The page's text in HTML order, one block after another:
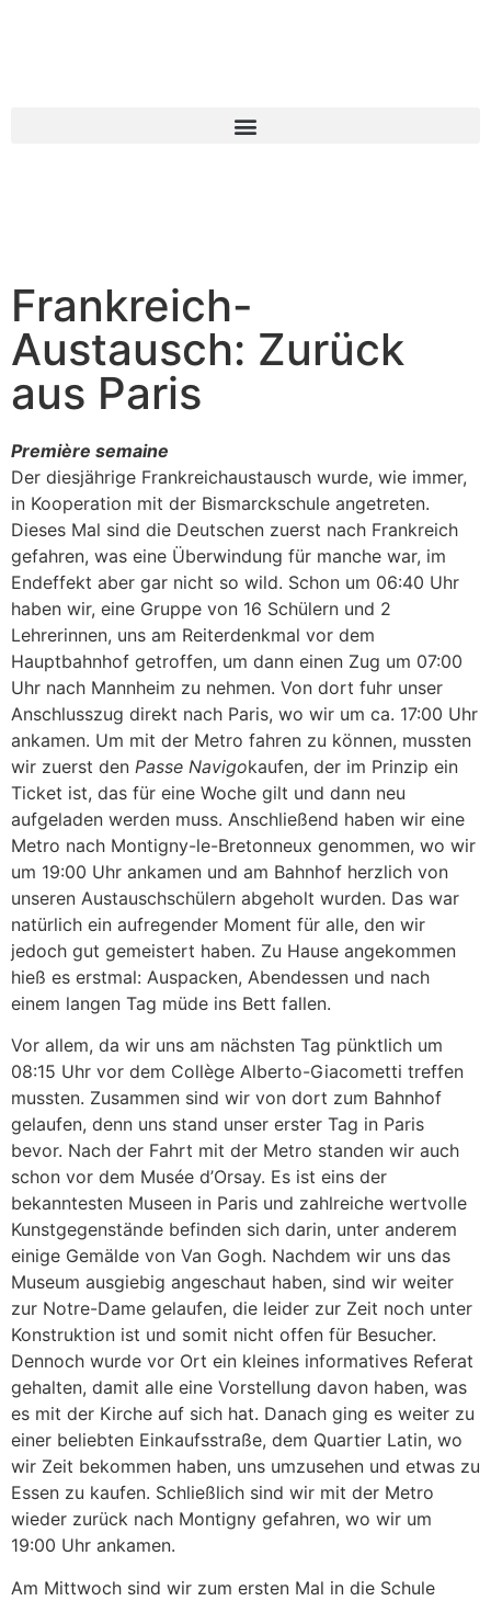
Frankreich-
Austausch: Zurück
aus Paris
Première semaine
Der diesjährige Frankreichaustausch wurde, wie immer,
in Kooperation mit der Bismarckschule angetreten.
Dieses Mal sind die Deutschen zuerst nach Frankreich
gefahren, was eine Überwindung für manche war, im
Endeffekt aber gar nicht so wild. Schon um 06:40 Uhr
haben wir, eine Gruppe von 16 Schülern und 2
Lehrerinnen, uns am Reiterdenkmal vor dem
Hauptbahnhof getroffen, um dann einen Zug um 07:00
Uhr nach Mannheim zu nehmen. Von dort fuhr unser
Anschlusszug direkt nach Paris, wo wir um ca. 17:00 Uhr
ankamen. Um mit der Metro fahren zu können, mussten
wir zuerst den Passe Navigokaufen, der im Prinzip ein
Ticket ist, das für eine Woche gilt und dann neu
aufgeladen werden muss. Anschließend haben wir eine
Metro nach Montigny-le-Bretonneux genommen, wo wir
um 19:00 Uhr ankamen und am Bahnhof herzlich von
unseren Austauschschülern abgeholt wurden. Das war
natürlich ein aufregender Moment für alle, den wir
jedoch gut gemeistert haben. Zu Hause angekommen
hieß es erstmal: Auspacken, Abendessen und nach
einem langen Tag müde ins Bett fallen.
Vor allem, da wir uns am nächsten Tag pünktlich um
08:15 Uhr vor dem Collège Alberto-Giacometti treffen
mussten. Zusammen sind wir von dort zum Bahnhof
gelaufen, denn uns stand unser erster Tag in Paris
bevor. Nach der Fahrt mit der Metro standen wir auch
schon vor dem Musée d’Orsay. Es ist eins der
bekanntesten Museen in Paris und zahlreiche wertvolle
Kunstgegenstände befinden sich darin, unter anderem
einige Gemälde von Van Gogh. Nachdem wir uns das
Museum ausgiebig angeschaut haben, sind wir weiter
zur Notre-Dame gelaufen, die leider zur Zeit noch unter
Konstruktion ist und somit nicht offen für Besucher.
Dennoch wurde vor Ort ein kleines informatives Referat
gehalten, damit alle eine Vorstellung davon haben, was
es mit der Kirche auf sich hat. Danach ging es weiter zu
einer beliebten Einkaufsstraße, dem Quartier Latin, wo
wir Zeit bekommen haben, uns umzusehen und etwas zu
Essen zu kaufen. Schließlich sind wir mit der Metro
wieder zurück nach Montigny gefahren, wo wir um
19:00 Uhr ankamen.
Am Mittwoch sind wir zum ersten Mal in die Schule